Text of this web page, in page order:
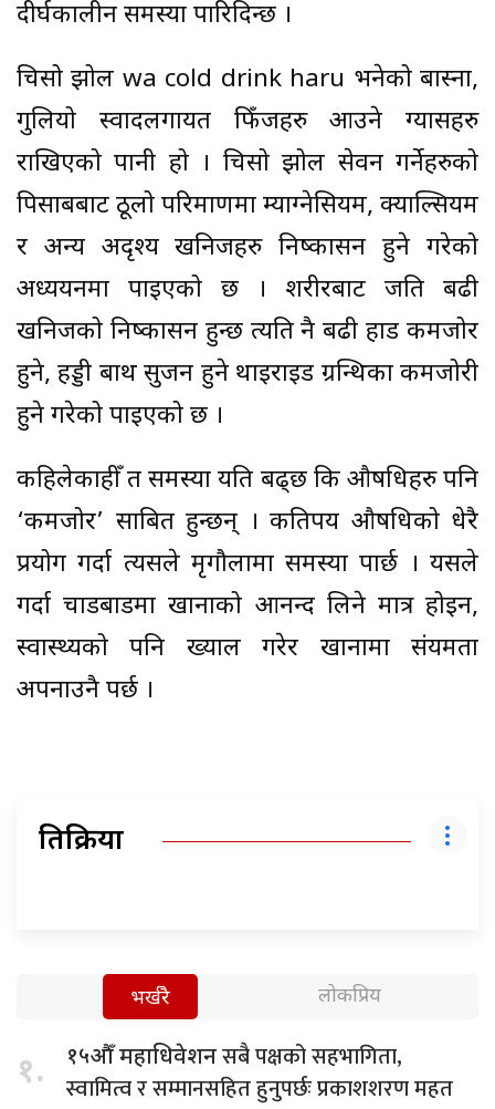
दीर्घकालीन समस्या पारिदिन्छ ।
चिसो झोल wa cold drink haru भनेको बास्ना,
गुलियो स्वादलगायत फिँजहरु आउने ग्यासहरु
राखिएको पानी हो । चिसो झोल सेवन गर्नेहरुको
पिसाबबाट ठूलो परिमाणमा म्याग्नेसियम, क्याल्सियम
र अन्य अदृश्य खनिजहरु निष्कासन हुने गरेको
अध्ययनमा पाइएको छ । शरीरबाट जति बढी
खनिजको निष्कासन हुन्छ त्यति नै बढी हाड कमजोर
हुने, हड्डी बाथ सुजन हुने थाइराइड ग्रन्थिका कमजोरी
हुने गरेको पाइएको छ ।
कहिलेकाहीँ त समस्या यति बढ्छ कि औषधिहरु पनि
‘कमजोर’ साबित हुन्छन् । कतिपय औषधिको धेरै
प्रयोग गर्दा त्यसले मृगौलामा समस्या पार्छ । यसले
गर्दा चाडबाडमा खानाको आनन्द लिने मात्र होइन,
स्वास्थ्यको पनि ख्याल गरेर खानामा संयमता
अपनाउनै पर्छ ।
प्रतिक्रिया
भर्खरै लोकप्रिय
१. १५औँ महाधिवेशनसबै पक्षको सहभागिता,
स्वामित्व र सम्मानसहित हुनुपर्छः प्रकाशशरण महत